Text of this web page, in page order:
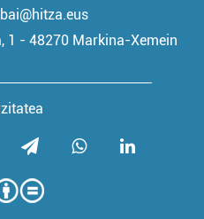
1 - 48270 Markina-Xemein